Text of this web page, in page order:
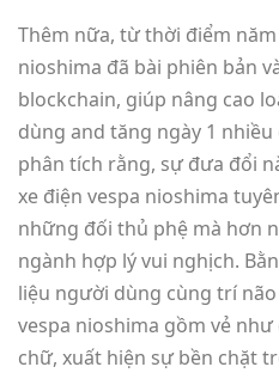
Thêm nữa, từ thời điểm
nioshima đã bài phiên bản
blockchain, giúp nâng cao
dùng and tăng ngày 1
phân tích rằng, sự đưa đổi
xe điện vespa nioshima
những đối thủ phệ mà hơn
ngành hợp lý vui nghịch.
liệu người dùng cùng trí
vespa nioshima gồm vẻ
chữ, xuất hiện sự bền chặt